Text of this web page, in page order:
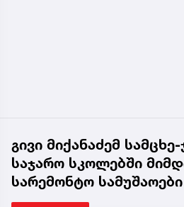
გივი მიქანაძემ
საჯარო სკოლებში
სარემონტო